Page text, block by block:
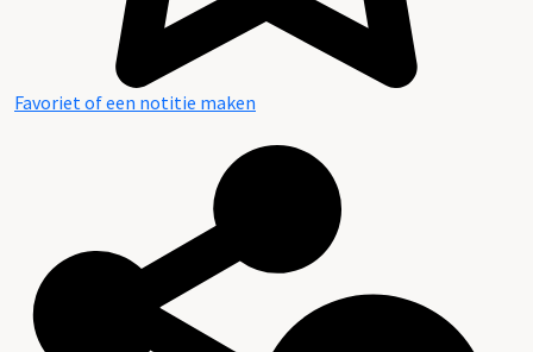
Favoriet of een notitie maken